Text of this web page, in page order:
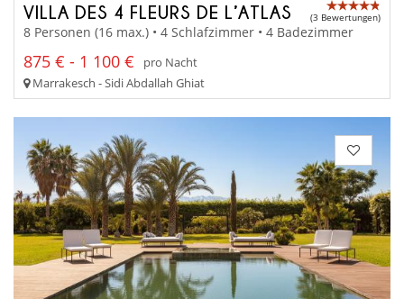
VILLA DES 4 FLEURS DE L’ATLAS (3 Bewertungen)
8 Personen (16 max.) • 4 Schlafzimmer • 4 Badezimmer
875 € - 1 100 €
pro Nacht
Marrakesch - Sidi Abdallah Ghiat